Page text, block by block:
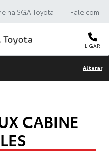
na SGA Toyota Fale com a
LIGAR
Alterar
CABINE